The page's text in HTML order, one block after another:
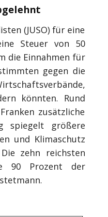
(JUSO) für eine
Steuer von 50
die Einnahmen für
gegen die
könnten. Rund
zusätzliche
spiegelt größere
und Klimaschutz
zehn reichsten
90 Prozent der